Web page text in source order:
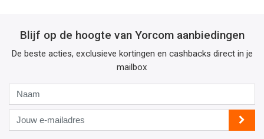
Blijf op de hoogte van Yorcom aanbiedingen
De beste acties, exclusieve kortingen en cashbacks direct in je
mailbox
Jouw
e-